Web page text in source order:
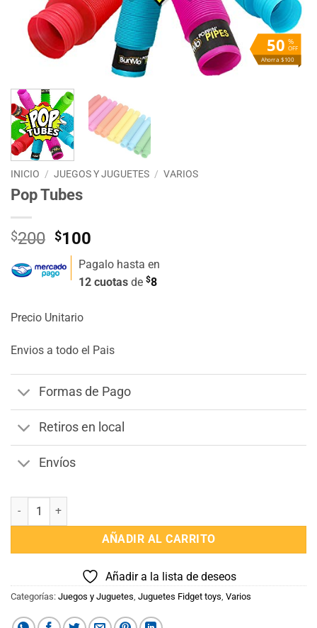
%
OFF
50
Ahorra $100
INICIO / JUEGOS Y JUGUETES / VARIOS
Pop Tubes
$200 El
precio
original
era:
$100
precio
actual
es:
Pagalo hasta en
12 cuotas de $8
Precio Unitario
Envios a todo el Pais
Formas de Pago
Retiros en local
Envíos
Pop Tubes cantidad
AÑADIR AL CARRITO
Añadir a la lista de deseos
Categorías: Juegos y Juguetes, Juguetes Fidget toys, Varios